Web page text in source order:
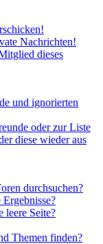
Nachrichten!
dieses
und ignorierten
oder zur Liste
diese wieder aus
durchsuchen?
leere Seite?
Themen finden?